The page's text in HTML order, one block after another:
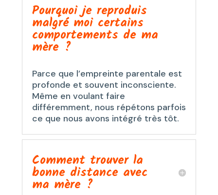
Pourquoi je reproduis
malgré moi certains
comportements de ma
mère ?
Parce que l’empreinte parentale est
profonde et souvent inconsciente.
Même en voulant faire
différemment, nous répétons parfois
ce que nous avons intégré très tôt.
Comment trouver la
bonne distance avec
ma mère ?